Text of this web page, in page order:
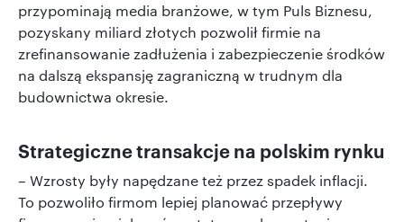
przypominają media branżowe, w tym Puls Biznesu,
pozyskany miliard złotych pozwolił firmie na
zrefinansowanie zadłużenia i zabezpieczenie środków
na dalszą ekspansję zagraniczną w trudnym dla
budownictwa okresie.
Strategiczne transakcje na polskim rynku
– Wzrosty były napędzane też przez spadek inflacji.
To pozwoliło firmom lepiej planować przepływy